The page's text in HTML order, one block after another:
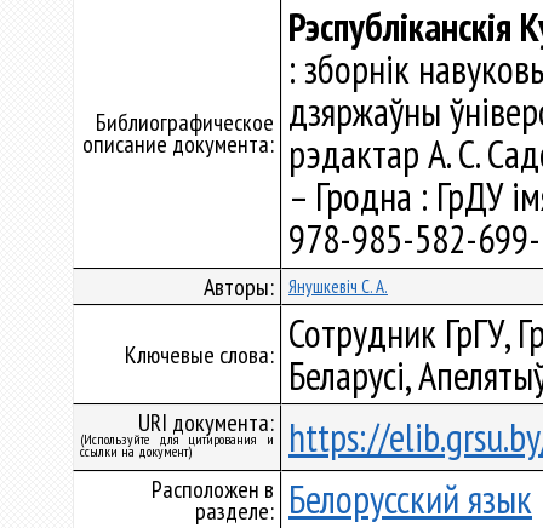
Библиографическое
описание документа:
Рэспубліканскія
: зборнік
дзяржаўны
рэдактар А. С.
– Гродна : ГрДУ
978-985-582-
Авторы: Янушкевіч С. А.
Ключевые слова: Сотрудник ГрГУ,
Беларусі,
URI документа:
(Используйте для цитирования и
ссылки на документ) https://
Расположен в
разделе: Белорусский язык